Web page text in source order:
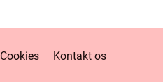
Cookies Kontakt os